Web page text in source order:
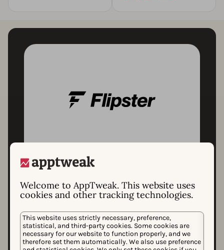
Welcome to AppTweak. This website uses
cookies and other tracking technologies.
This website uses strictly necessary, preference,
statistical, and third-party cookies. Some cookies are
necessary for our website to function properly, and we
therefore set them automatically. We also use preference
How Flipster achieved
an 88% growth in
organic downloads
thanks to ASO